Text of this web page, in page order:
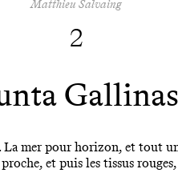
Matthieu Salvaing
2
Gallinas
mer pour horizon, et tout
et puis les tissus